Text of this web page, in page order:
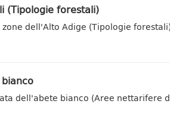
(Tipologie forestali)
dell'Alto Adige (Tipologie
dell'abete bianco (Aree nettarifere